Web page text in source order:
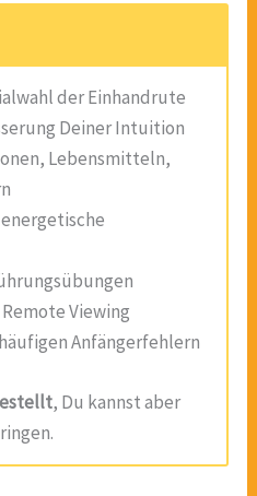
der Einhandrute
Deiner Intuition
Lebensmitteln,
Viewing
Anfängerfehlern
, Du kannst aber